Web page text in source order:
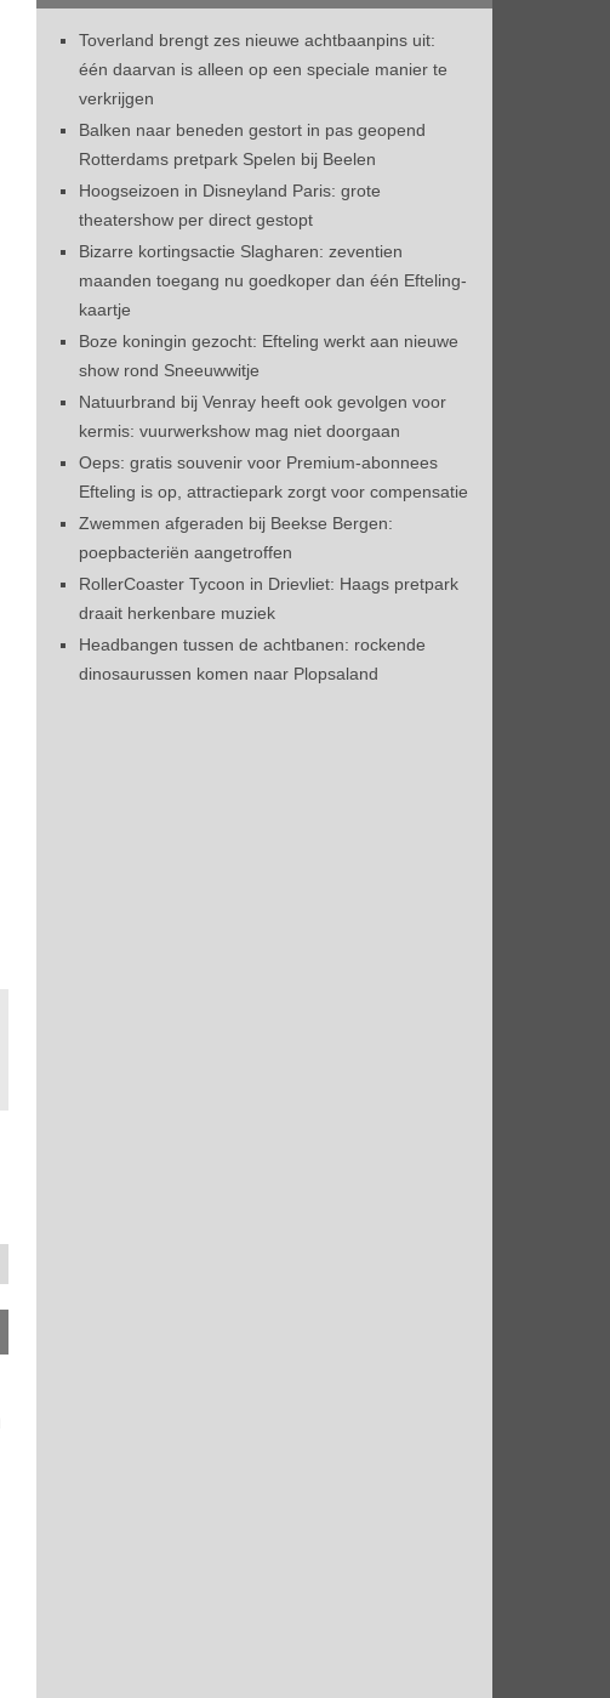
Toverland brengt zes nieuwe achtbaanpins uit:
één daarvan is alleen op een speciale manier te
verkrijgen
Balken naar beneden gestort in pas geopend
Rotterdams pretpark Spelen bij Beelen
Hoogseizoen in Disneyland Paris: grote
theatershow per direct gestopt
Bizarre kortingsactie Slagharen: zeventien
maanden toegang nu goedkoper dan één Efteling-
kaartje
Boze koningin gezocht: Efteling werkt aan nieuwe
show rond Sneeuwwitje
Natuurbrand bij Venray heeft ook gevolgen voor
kermis: vuurwerkshow mag niet doorgaan
Oeps: gratis souvenir voor Premium-abonnees
Efteling is op, attractiepark zorgt voor compensatie
Zwemmen afgeraden bij Beekse Bergen:
poepbacteriën aangetroffen
RollerCoaster Tycoon in Drievliet: Haags pretpark
draait herkenbare muziek
Headbangen tussen de achtbanen: rockende
dinosaurussen komen naar Plopsaland